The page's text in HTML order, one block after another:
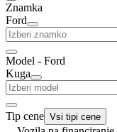
Znamka
Ford
Model - Ford
Kuga
Tip cene Vsi tipi cene